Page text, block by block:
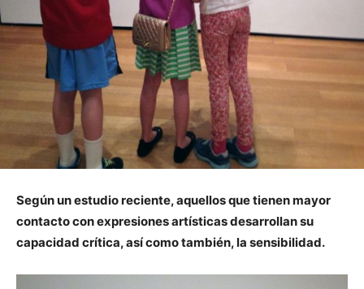
Según un estudio reciente, aquellos que tienen mayor
contacto con expresiones artísticas desarrollan su
capacidad crítica, así como también, la sensibilidad.